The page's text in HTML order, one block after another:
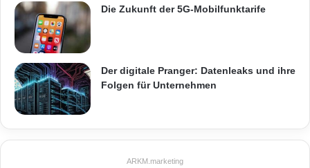
Die Zukunft der 5G-Mobilfunktarife
Der digitale Pranger: Datenleaks und ihre
Folgen für Unternehmen
ARKM.marketing